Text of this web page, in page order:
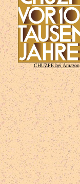
CHUZPE bei Amazon